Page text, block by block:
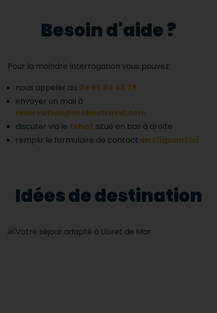
Besoin d'aide ?
Pour la moindre interrogation vous pouvez:
nous appeler au 04 65 84 48 78
envoyer un mail à
reservation@mobeetravel.com
discuter via le tchat situé en bas à droite
remplir le formulaire de contact en cliquant ici
Idées de destination